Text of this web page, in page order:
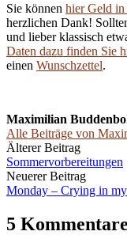
Sie können hier Geld in
herzlichen Dank!
und lieber klassisch
Daten dazu finden Sie
einen Wunschzettel.
Maximilian
Alle Beiträge von
Beitrags-
Navigation
Älterer Beitrag
Sommervorbereitungen
Neuerer Beitrag
Monday – Crying in
5 Kommentare